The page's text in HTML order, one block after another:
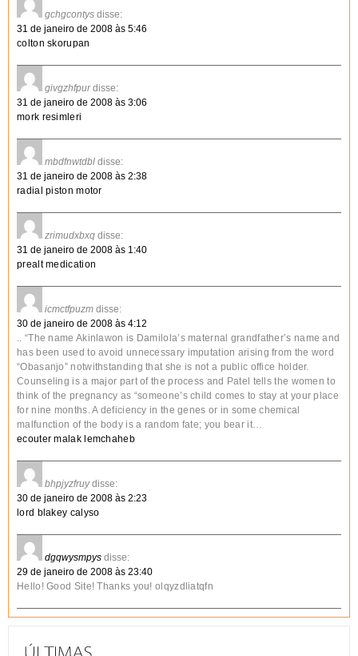
gchgcontys disse:
31 de janeiro de 2008 às 5:46
colton skorupan
givgzhfpur disse:
31 de janeiro de 2008 às 3:06
mork resimleri
mbdfnwtdbl disse:
31 de janeiro de 2008 às 2:38
radial piston motor
zrimudxbxq disse:
31 de janeiro de 2008 às 1:40
prealt medication
icmctfpuzm disse:
30 de janeiro de 2008 às 4:12
.. “The name Akinlawon is Damilola’s maternal grandfather’s name and
has been used to avoid unnecessary imputation arising from the word
“Obasanjo” notwithstanding that she is not a public office holder.
Counseling is a major part of the process and Patel tells the women to
think of the pregnancy as “someone’s child comes to stay at your place
for nine months. A deficiency in the genes or in some chemical
malfunction of the body is a random fate; you bear it…
ecouter malak lemchaheb
bhpjyzfruy disse:
30 de janeiro de 2008 às 2:23
lord blakey calyso
dgqwysmpys disse:
29 de janeiro de 2008 às 23:40
Hello! Good Site! Thanks you! olqyzdliatqfn